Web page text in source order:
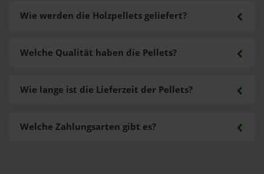
Wie werden die Holzpellets geliefert?
Welche Zahlungsarten gibt es?
Welche Qualität haben die Pellets?
Wie lange ist die Lieferzeit der Pellets?